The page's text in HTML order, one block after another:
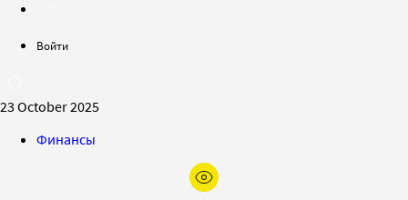
Войти
23 October 2025
Финансы